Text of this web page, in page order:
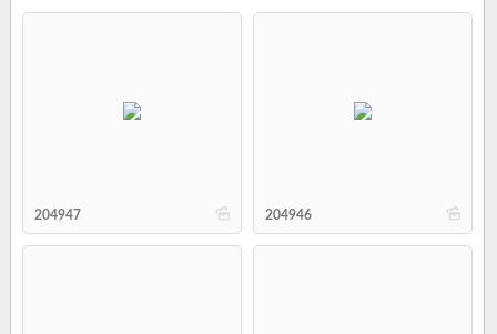
b
204947 b
204946